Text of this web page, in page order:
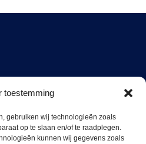
toestemming
gebruiken wij technologieën zoals
op te slaan en/of te raadplegen.
kunnen wij gegevens zoals